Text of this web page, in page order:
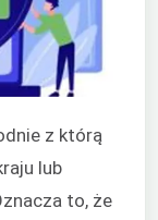
z którą
lub
to, że